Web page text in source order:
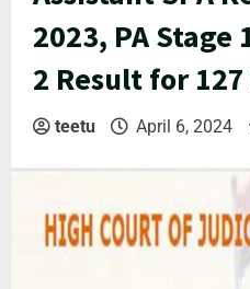
2023, PA Stage
2 Result for
teetu April 6, 2024